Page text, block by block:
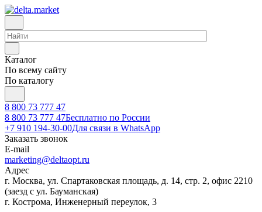
Каталог
По всему сайту
По каталогу
8 800 73 777 47
8 800 73 777 47Бесплатно по России
+7 910 194-30-00Для связи в WhatsApp
Заказать звонок
E-mail
marketing@deltaopt.ru
Адрес
г. Москва, ул. Спартаковская площадь, д. 14, стр. 2, офис 2210
(заезд с ул. Бауманская)
г. Кострома, Инженерный переулок, 3